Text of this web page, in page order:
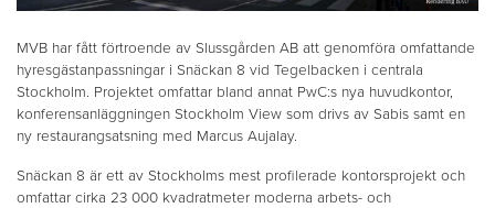
MVB har fått förtroende av Slussgården AB att genomföra omfattande
hyresgästanpassningar i Snäckan 8 vid Tegelbacken i centrala
Stockholm. Projektet omfattar bland annat PwC:s nya huvudkontor,
konferensanläggningen Stockholm View som drivs av Sabis samt en
ny restaurangsatsning med Marcus Aujalay.
Snäckan 8 är ett av Stockholms mest profilerade kontorsprojekt och
omfattar cirka 23 000 kvadratmeter moderna arbets- och